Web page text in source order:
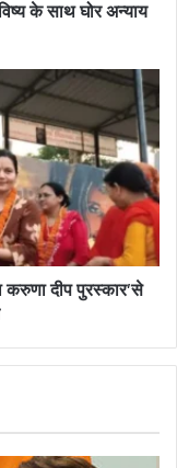
के साथ घोर अन्याय
दीप पुरस्कार’से